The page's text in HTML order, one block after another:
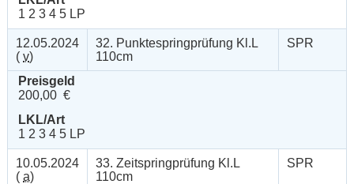
1 2 3 4 5 LP
12.05.2024
( v)
32. Punktespringprüfung Kl.L
110cm
SPR
Preisgeld
200,00 €
LKL/Art
1 2 3 4 5 LP
10.05.2024
( a)
33. Zeitspringprüfung Kl.L
110cm
SPR